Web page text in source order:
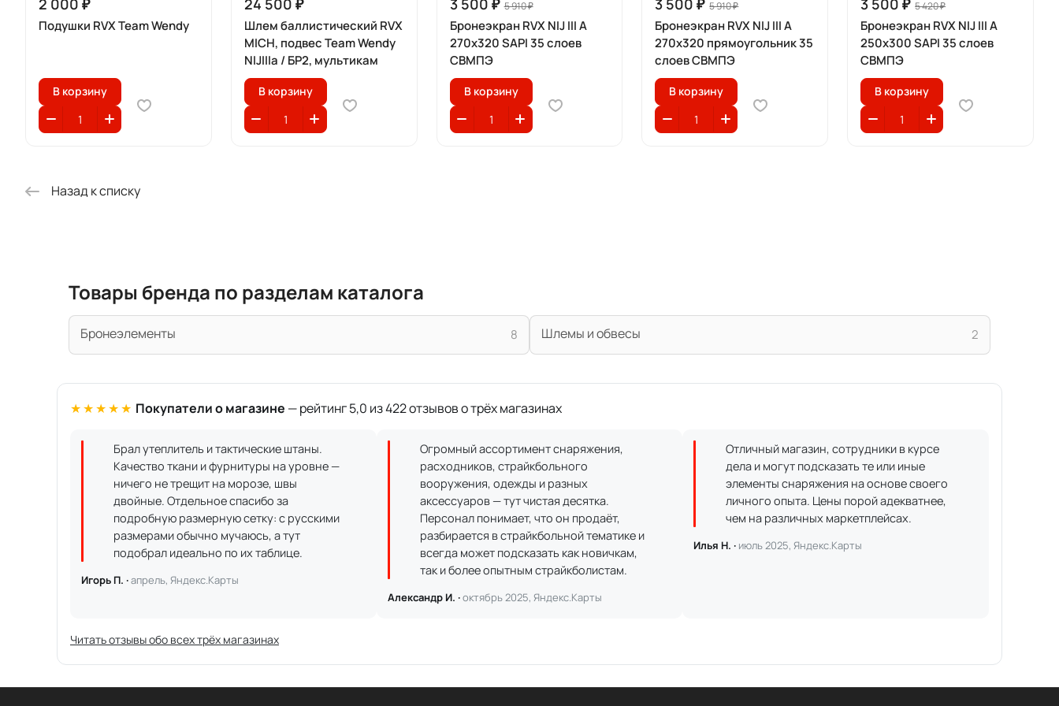
Подушки RVX Team Wendy
В корзину
Шлем баллистический RVX
MICH, подвес Team Wendy
NIJIIIa / БР2, мультикам
В корзину
5 910 ₽
Бронеэкран RVX NIJ III A
270x320 SAPI 35 слоев
СВМПЭ
В корзину
5 910 ₽
Бронеэкран RVX NIJ III A
270x320 прямоугольник 35
слоев СВМПЭ
В корзину
5 420 ₽
Бронеэкран RVX NIJ III A
250x300 SAPI 35 слоев
СВМПЭ
В корзину
Назад к списку
Товары бренда по разделам каталога
Бронеэлементы 8 Шлемы и обвесы 2
★★★★★ Покупатели о магазине — рейтинг 5,0 из 422 отзывов о трёх магазинах
Брал утеплитель и тактические штаны.
Качество ткани и фурнитуры на уровне —
ничего не трещит на морозе, швы
двойные. Отдельное спасибо за
подробную размерную сетку: с русскими
размерами обычно мучаюсь, а тут
подобрал идеально по их таблице.
Игорь П. ·апрель, Яндекс.Карты
Огромный ассортимент снаряжения,
расходников, страйкбольного
вооружения, одежды и разных
аксессуаров — тут чистая десятка.
Персонал понимает, что он продаёт,
разбирается в страйкбольной тематике и
всегда может подсказать как новичкам,
так и более опытным страйкболистам.
Александр И. ·октябрь 2025, Яндекс.Карты
Отличный магазин, сотрудники в курсе
дела и могут подсказать те или иные
элементы снаряжения на основе своего
личного опыта. Цены порой адекватнее,
чем на различных маркетплейсах.
Илья Н. · июль 2025, Яндекс.Карты
Читать отзывы обо всех трёх магазинах